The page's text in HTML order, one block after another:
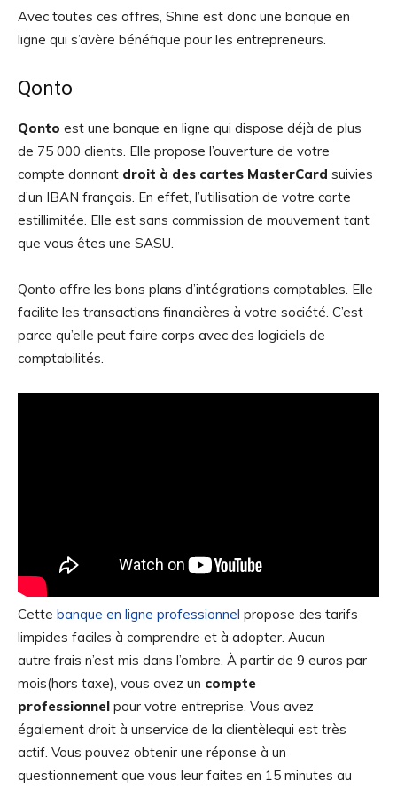
Avec toutes ces offres, Shine est donc une banque en
ligne qui s’avère bénéfique pour les entrepreneurs.
Qonto
Qonto est une banque en ligne qui dispose déjà de plus
de 75 000 clients. Elle propose l’ouverture de votre
compte donnant droit à des cartes MasterCard suivies
d’un IBAN français. En effet, l’utilisation de votre carte
estillimitée. Elle est sans commission de mouvement tant
que vous êtes une SASU.
Qonto offre les bons plans d’intégrations comptables. Elle
facilite les transactions financières à votre société. C’est
parce qu’elle peut faire corps avec des logiciels de
comptabilités.
Cette banque en ligne professionnel propose des tarifs
limpides faciles à comprendre et à adopter. Aucun
autre frais n’est mis dans l’ombre. À partir de 9 euros par
mois(hors taxe), vous avez un compte
professionnel pour votre entreprise. Vous avez
également droit à unservice de la clientèlequi est très
actif. Vous pouvez obtenir une réponse à un
questionnement que vous leur faites en 15 minutes au